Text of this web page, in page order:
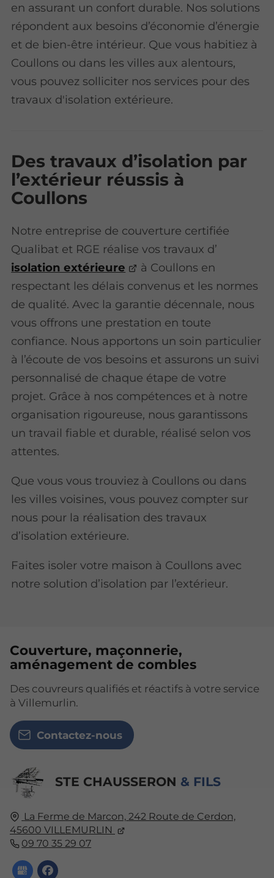
en assurant un confort durable. Nos solutions
répondent aux besoins d’économie d’énergie
et de bien-être intérieur. Que vous habitiez à
Coullons ou dans les villes aux alentours,
vous pouvez solliciter nos services pour des
travaux d'isolation extérieure.
Des travaux d’isolation par
l’extérieur réussis à
Coullons
Notre entreprise de couverture certifiée
Qualibat et RGE réalise vos travaux d’
isolation extérieure
à Coullons en
respectant les délais convenus et les normes
de qualité. Avec la garantie décennale, nous
vous offrons une prestation en toute
confiance. Nous apportons un soin particulier
à l’écoute de vos besoins et assurons un suivi
personnalisé de chaque étape de votre
projet. Grâce à nos compétences et à notre
organisation rigoureuse, nous garantissons
un travail fiable et durable, réalisé selon vos
attentes.
Que vous vous trouviez à Coullons ou dans
les villes voisines, vous pouvez compter sur
nous pour la réalisation des travaux
d’isolation extérieure.
Faites isoler votre maison à Coullons avec
notre solution d’isolation par l’extérieur.
STE CHAUSSERON & FILS
La Ferme de Marcon, 242 Route de Cerdon,
45600 VILLEMURLIN
09 70 35 29 07
Couverture, maçonnerie,
aménagement de combles
Des couvreurs qualifiés et réactifs à votre service
à Villemurlin.
Contactez-nous